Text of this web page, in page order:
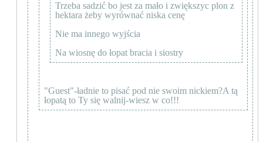
Trzeba sadzić bo jest za mało i zwiększyc plon z
hektara żeby wyrównać niska cenę
Nie ma innego wyjścia
Na wiosnę do łopat bracia i siostry
"Guest"-ładnie to pisać pod nie swoim nickiem?A tą
łopatą to Ty się walnij-wiesz w co!!!